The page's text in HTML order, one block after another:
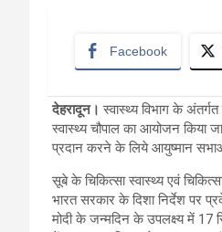
Facebook
देहरादून। स्वास्थ्य विभाग के
स्वास्थ्य चौपाल का आयोजन किया
प्रदान करने के लिये आयुष्मान
सूबे के चिकित्सा स्वास्थ्य एवं
भारत सरकार के दिशा निर्देश पर
मोदी के जन्मदिन के उपलक्ष्य में 17